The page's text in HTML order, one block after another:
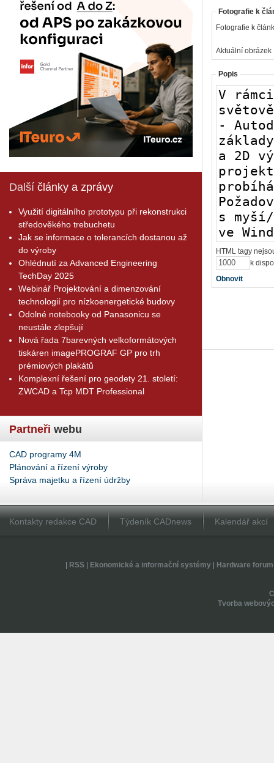
Další články a zprávy
Využití digitálního prototypu při rekonstrukci
středověkého trebuchetu
Jak se informace o tolerancích dostanou až
do výroby
Ohlédnutí za Advanced Engineering
TechDay 2025
Webinář Projektování a dimenzování
technologií pro nízkoenergetické budovy
Odolné notebooky od Panasonicu se
neustále zlepšují
Nová řada 7barevných velkoformátových
tiskáren imagePROGRAF GP pro trh
prémiových plakátů
Komplexní řešení pro geodety 21. století:
ZWCAD a Tcp MDT Professional
Partneři webu
CAD programy 4M
Plánování a řízení výroby
Správa majetku a řízení údržby
Fotografie k
Fotografie k
Aktuální obrázek
Popis
HTML tagy
k
Obnovit
Kontakty redakce CAD Týdeník CADnews Kalendář akcí
RSS| Ekonomické a informační systémy| Hardware forum
Tvorba